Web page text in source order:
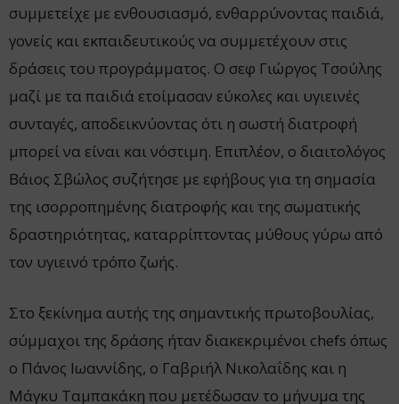
συμμετείχε με ενθουσιασμό, ενθαρρύνοντας παιδιά,
γονείς και εκπαιδευτικούς να συμμετέχουν στις
δράσεις του προγράμματος. Ο σεφ Γιώργος Τσούλης
μαζί με τα παιδιά ετοίμασαν εύκολες και υγιεινές
συνταγές, αποδεικνύοντας ότι η σωστή διατροφή
μπορεί να είναι και νόστιμη. Επιπλέον, ο διαιτολόγος
Βάιος Σβώλος συζήτησε με εφήβους για τη σημασία
της ισορροπημένης διατροφής και της σωματικής
δραστηριότητας, καταρρίπτοντας μύθους γύρω από
τον υγιεινό τρόπο ζωής.
Στο ξεκίνημα αυτής της σημαντικής πρωτοβουλίας,
σύμμαχοι της δράσης ήταν διακεκριμένοι chefs όπως
ο Πάνος Ιωαννίδης, ο Γαβριήλ Νικολαΐδης και η
Μάγκυ Ταμπακάκη που μετέδωσαν το μήνυμα της